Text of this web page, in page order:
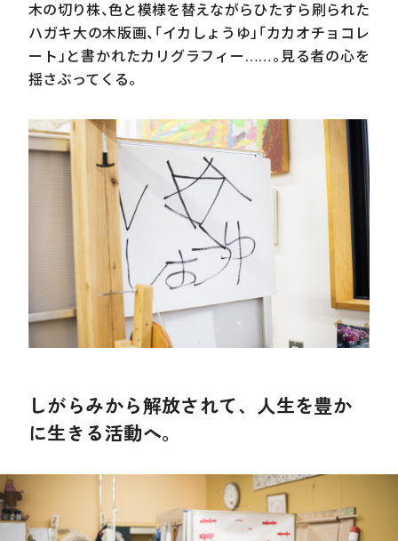
木の切り株、色と模様を替えながらひたすら刷られた
ハガキ大の木版画、「イカしょうゆ」「カカオチョコレ
ート」と書かれたカリグラフィー……。見る者の心を
揺さぶってくる。
しがらみから解放されて、人生を豊か
に生きる活動へ。